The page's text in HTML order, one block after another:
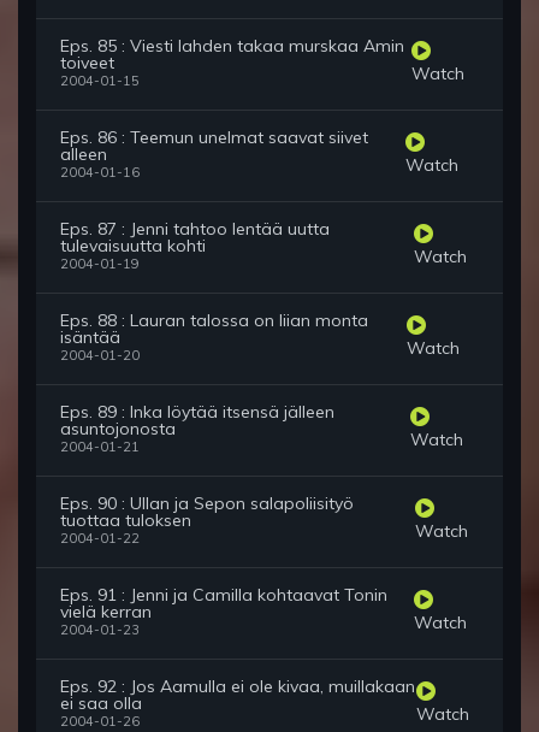
Eps. 85 : Viesti lahden takaa murskaa Amin
toiveet
2004-01-15 Watch
Eps. 86 : Teemun unelmat saavat siivet
alleen
2004-01-16 Watch
Eps. 87 : Jenni tahtoo lentää uutta
tulevaisuutta kohti
2004-01-19 Watch
Eps. 88 : Lauran talossa on liian monta
isäntää
2004-01-20 Watch
Eps. 89 : Inka löytää itsensä jälleen
asuntojonosta
2004-01-21 Watch
Eps. 90 : Ullan ja Sepon salapoliisityö
tuottaa tuloksen
2004-01-22 Watch
Eps. 91 : Jenni ja Camilla kohtaavat Tonin
vielä kerran
2004-01-23 Watch
Eps. 92 : Jos Aamulla ei ole kivaa, muillakaan
ei saa olla
2004-01-26 Watch